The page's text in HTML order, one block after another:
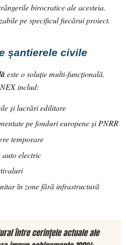
birocratice ale acesteia.
pe specificul fiecărui proiect.
șantierele civile
este o soluție multi-funcțională.
includ:
și lucrări edilitare
pe fonduri europene și PNRR
temporare
electric
în zone fără infrastructură
între cerințele actuale ale